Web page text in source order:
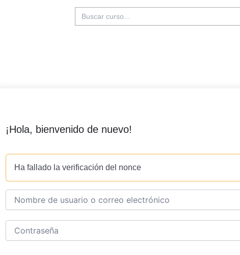
Buscar:
¡Hola, bienvenido de nuevo!
Ha fallado la verificación del nonce